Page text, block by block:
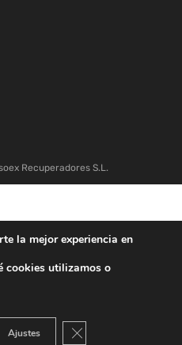
Recuperadores S.L.
la mejor experiencia en
cookies utilizamos o
Ajustes Cerrar el banner de